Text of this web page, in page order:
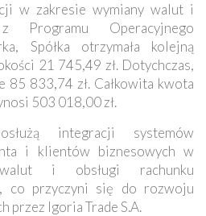
w zakresie wymiany walut i
Programu Operacyjnego
Spółka otrzymała kolejną
21 745,49 zł. Dotychczas,
85 833,74 zł. Całkowita kwota
503 018,00 zł.
integracji systemów
i klientów biznesowych w
i obsługi rachunku
co przyczyni się do rozwoju
przez Igoria Trade S.A.